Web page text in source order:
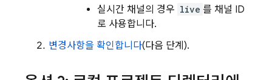
실시간 채널의 경우 live 를 채널 ID
로 사용합니다.
변경사항을 확인합니다(다음 단계).